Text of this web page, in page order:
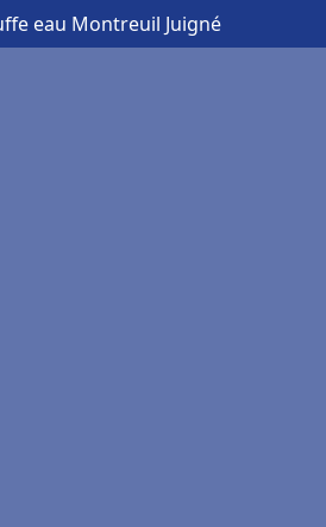
eau Montreuil Juigné